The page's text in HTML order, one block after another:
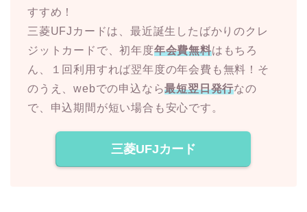
すすめ！
三菱UFJカードは、最近誕生したばかりのクレ
ジットカードで、初年度年会費無料はもちろ
ん、１回利用すれば翌年度の年会費も無料！そ
のうえ、webでの申込なら最短翌日発行なの
で、申込期間が短い場合も安心です。
三菱UFJカード